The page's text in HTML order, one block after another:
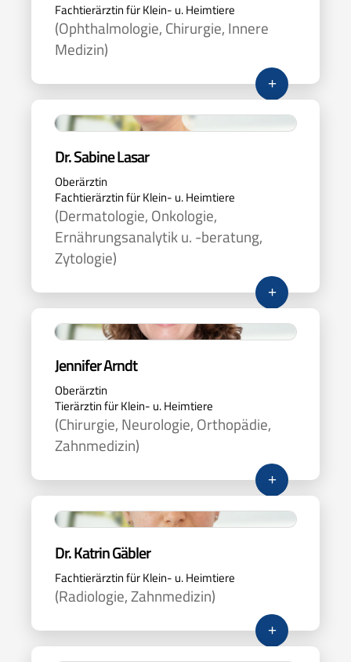
Fachtierärztin für Klein- u. Heimtiere
(Ophthalmologie, Chirurgie, Innere
Medizin)
+
Dr. Sabine Lasar
Oberärztin
Fachtierärztin für Klein- u. Heimtiere
(Dermatologie, Onkologie,
Ernährungsanalytik u. -beratung,
Zytologie)
+
Jennifer Arndt
Oberärztin
Tierärztin für Klein- u. Heimtiere
(Chirurgie, Neurologie, Orthopädie,
Zahnmedizin)
+
Dr. Katrin Gäbler
Fachtierärztin für Klein- u. Heimtiere
(Radiologie, Zahnmedizin)
+